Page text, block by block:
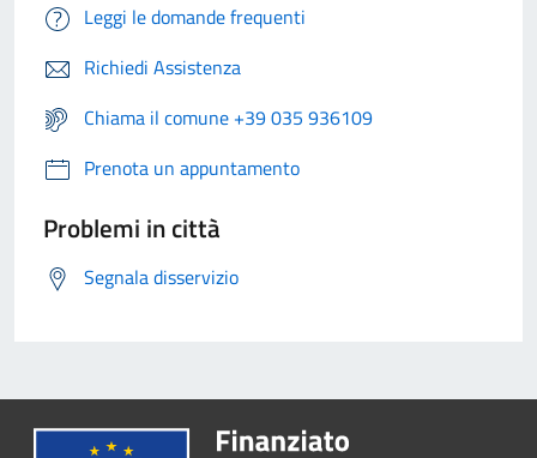
Leggi le domande frequenti
Richiedi Assistenza
Chiama il comune +39 035 936109
Prenota un appuntamento
Problemi in città
Segnala disservizio